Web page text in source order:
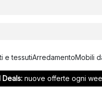
e tessutiArredamentoMobili
nuove offerte ogni